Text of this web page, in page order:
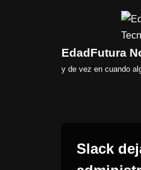
EdadFutura
y de vez en cuando
Slack